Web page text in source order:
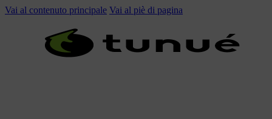
Vai al contenuto principale Vai al piè di pagina